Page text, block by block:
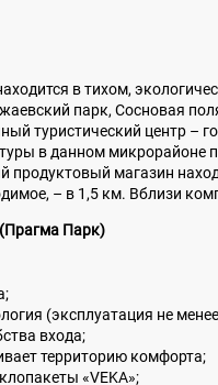
в тихом,
парк, Сосновая
туристический центр –
в данном микрорайоне
продуктовый магазин
– в 1,5 км. Вблизи
Парк)
(эксплуатация не
входа;
территорию комфорта;
«VEKA»;